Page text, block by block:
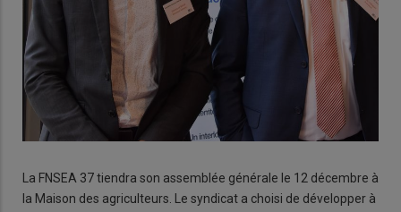
La FNSEA 37 tiendra son assemblée générale le 12 décembre à
la Maison des agriculteurs. Le syndicat a choisi de développer à